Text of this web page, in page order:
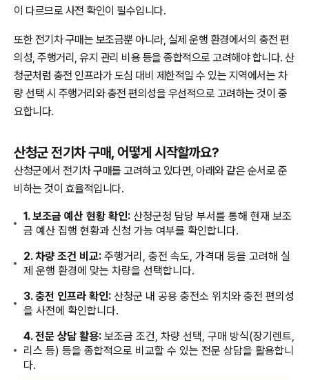
이 다르므로 사전 확인이 필수입니다.
또한 전기차 구매는 보조금뿐 아니라, 실제 운행 환경에서의 충전 편
의성, 주행거리, 유지 관리 비용 등을 종합적으로 고려해야 합니다. 산
청군처럼 충전 인프라가 도심 대비 제한적일 수 있는 지역에서는 차
량 선택 시 주행거리와 충전 편의성을 우선적으로 고려하는 것이 중
요합니다.
산청군 전기차 구매, 어떻게 시작할까요?
산청군에서 전기차 구매를 고려하고 있다면, 아래와 같은 순서로 준
비하는 것이 효율적입니다.
1. 보조금 예산 현황 확인: 산청군청 담당 부서를 통해 현재 보조
금 예산 집행 현황과 신청 가능 여부를 확인합니다.
2. 차량 조건 비교: 주행거리, 충전 속도, 가격대 등을 고려해 실
제 운행 환경에 맞는 차량을 선택합니다.
3. 충전 인프라 확인: 산청군 내 공용 충전소 위치와 충전 편의성
을 사전에 확인합니다.
4. 전문 상담 활용: 보조금 조건, 차량 선택, 구매 방식(장기렌트,
리스 등) 등을 종합적으로 비교할 수 있는 전문 상담을 활용합니
다.